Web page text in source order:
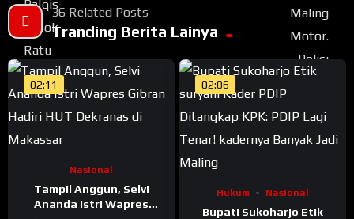
36 Related Posts
Tranding Berita Lainya
02:11
Nasional
Tampil Anggun, Selvi
Ananda Istri Wapres
02:06
Hukum Nasional
Bupati Sukoharjo Etik